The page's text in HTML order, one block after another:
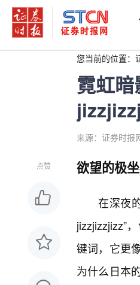
您当前的位置：
霓虹
来源：证券时报
点赞 欲望的极
在深夜
jizzjizzjizz”
键词，它更
为什么日本